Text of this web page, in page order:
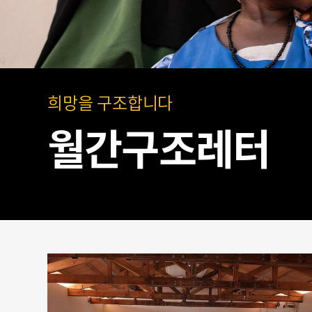
희망을 구조합니다
월간구조레터